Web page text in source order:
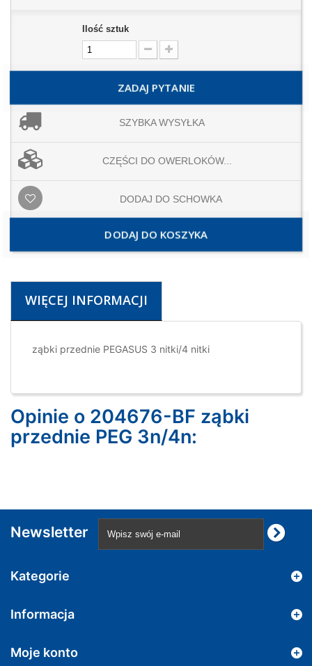
Ilość sztuk
ZADAJ PYTANIE
SZYBKA WYSYŁKA
CZĘŚCI DO OWERLOKÓW...
DODAJ DO SCHOWKA
DODAJ DO KOSZYKA
WIĘCEJ INFORMACJI
ząbki przednie PEGASUS 3 nitki/4 nitki
Opinie o 204676-BF ząbki
przednie PEG 3n/4n:
Newsletter
Kategorie
Informacja
Moje konto